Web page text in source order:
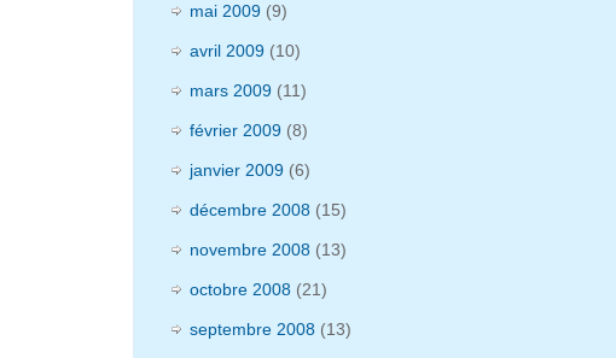
mai 2009 (9)
avril 2009 (10)
mars 2009 (11)
février 2009 (8)
janvier 2009 (6)
décembre 2008 (15)
novembre 2008 (13)
octobre 2008 (21)
septembre 2008 (13)